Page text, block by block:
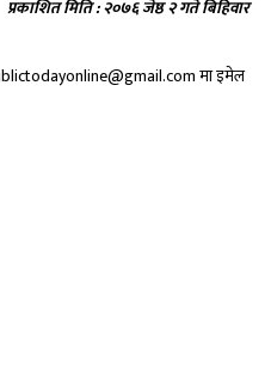
प्रकाशित मिति : २०७६ जेष्ठ २ गते बिहिवार
मा इमेल